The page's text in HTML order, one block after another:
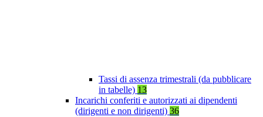
Tassi di assenza trimestrali (da pubblicare
in tabelle) 13
Incarichi conferiti e autorizzati ai dipendenti
(dirigenti e non dirigenti) 36